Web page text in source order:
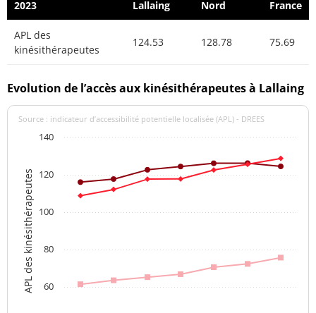
2023 Lallaing Nord France
APL des
kinésithérapeutes
124.53 128.78 75.69
Evolution de l’accès aux kinésithérapeutes à Lallaing
APL des kinésithérapeutes
Source : indicateur d’accessibilité potentielle localisée (APL) - DREES
60
80
100
120
140